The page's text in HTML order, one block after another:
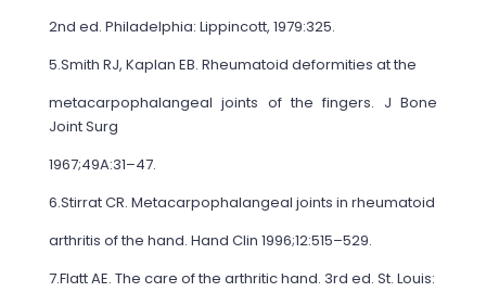
2nd ed. Philadelphia: Lippincott, 1979:325.
5.Smith RJ, Kaplan EB. Rheumatoid deformities at the
metacarpophalangeal joints of the fingers. J Bone
Joint Surg
1967;49A:31–47.
6.Stirrat CR. Metacarpophalangeal joints in rheumatoid
arthritis of the hand. Hand Clin 1996;12:515–529.
7.Flatt AE. The care of the arthritic hand. 3rd ed. St. Louis: